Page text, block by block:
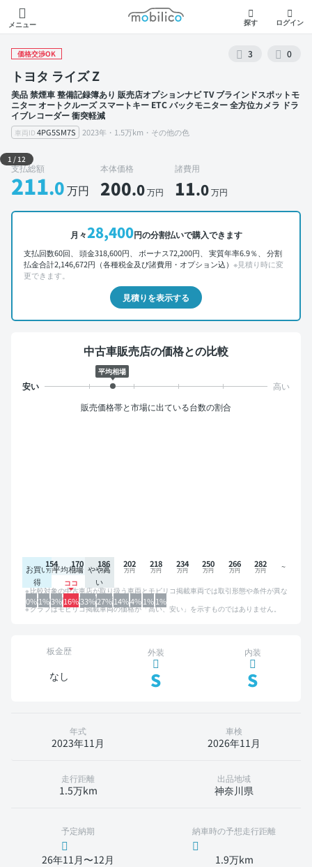
メニュー
モビリコ
探す ログイン
価格交渉OK 3 0
トヨタ ライズ Z
美品 禁煙車 整備記録簿あり 販売店オプションナビ TV ブラインドスポットモ
ニター オートクルーズ スマートキー ETC バックモニター 全方位カメラ ドラ
イブレコーダー 衝突軽減
車両ID 4PG5SM7S 2023年・1.5万km・その他の色
外装 左前
1 /12
支払総額
211.0万円
本体価格
200.0万円
諸費用
11.0万円
月々28,400円の分割払いで購入できます
支払回数60回、 頭金318,600円、 ボーナス72,200円、 実質年率6.9％、 分割
払金合計2,146,672円（各種税金及び諸費用・オプション込） ※見積り時に変
更できます。
見積りを表示する
中古車販売店の価格との比較
平均相場
販売価格帯と市場に出ている台数の割合
お買い
得
平均相場 やや高
い
0%1%3%16%33%27%14%4%1%1%
154 170 186 202 218 234 250 266 282
比較対象の中古車店が取り扱う車両とモビリコ掲載車両では取引形態や条件が異な
るため、グラフは参考情報です。
グラフはモビリコ掲載車両の価格が「高い、安い」を示すものではありません。
板金歴
なし
外装
S
内装
S
年式
2023年11月
車検
2026年11月
走行距離
1.5万km
出品地域
神奈川県
予定納期
26年11月〜12月
納車時の予想走行距離
1.9万km